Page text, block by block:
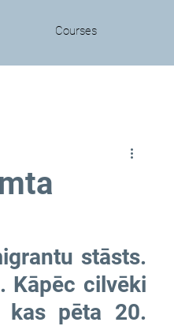
Courses
stāsts.
Kāpēc cilvēki
kas pēta 20.